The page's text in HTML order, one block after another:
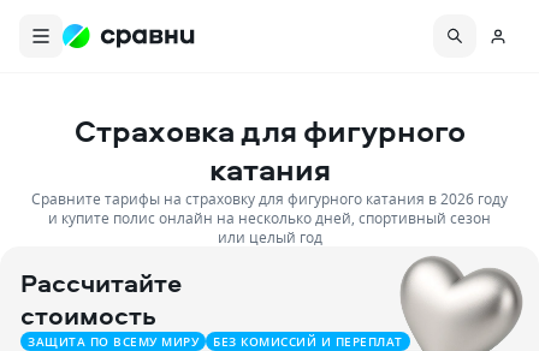
Страховка для фигурного
катания
Сравните тарифы на страховку для фигурного катания в 2026 году
и купите полис онлайн на несколько дней, спортивный сезон
или целый год
Рассчитайте
стоимость
ЗАЩИТА ПО ВСЕМУ МИРУ БЕЗ КОМИССИЙ И ПЕРЕПЛАТ